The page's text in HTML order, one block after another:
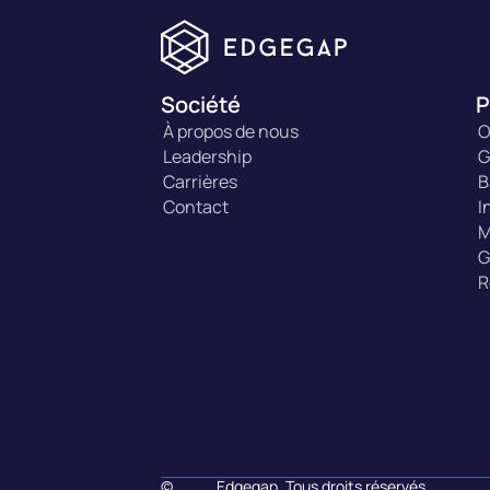
Société
À propos de nous
Leadership
Carrières
Contact